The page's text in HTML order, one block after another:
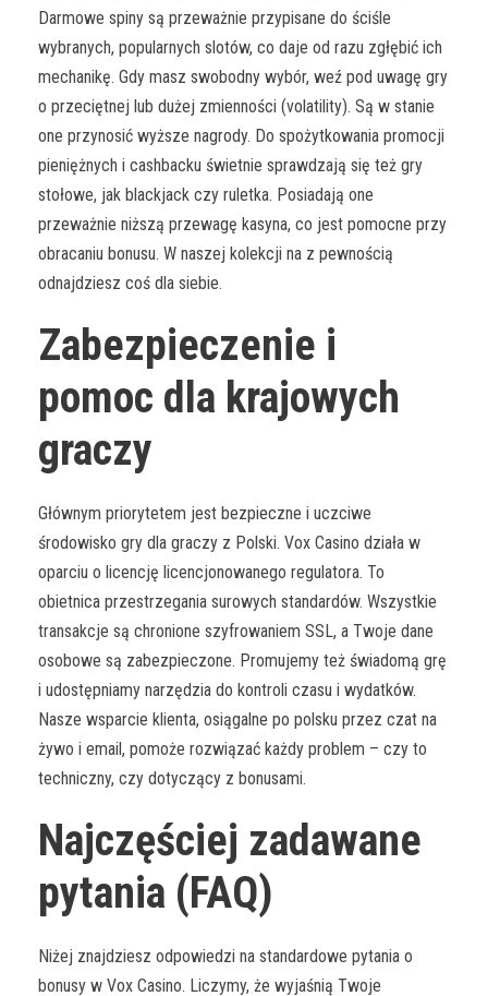
Darmowe spiny są przeważnie przypisane do ściśle
wybranych, popularnych slotów, co daje od razu zgłębić ich
mechanikę. Gdy masz swobodny wybór, weź pod uwagę gry
o przeciętnej lub dużej zmienności (volatility). Są w stanie
one przynosić wyższe nagrody. Do spożytkowania promocji
pieniężnych i cashbacku świetnie sprawdzają się też gry
stołowe, jak blackjack czy ruletka. Posiadają one
przeważnie niższą przewagę kasyna, co jest pomocne przy
obracaniu bonusu. W naszej kolekcji na z pewnością
odnajdziesz coś dla siebie.
Zabezpieczenie i
pomoc dla krajowych
graczy
Głównym priorytetem jest bezpieczne i uczciwe
środowisko gry dla graczy z Polski. Vox Casino działa w
oparciu o licencję licencjonowanego regulatora. To
obietnica przestrzegania surowych standardów. Wszystkie
transakcje są chronione szyfrowaniem SSL, a Twoje dane
osobowe są zabezpieczone. Promujemy też świadomą grę
i udostępniamy narzędzia do kontroli czasu i wydatków.
Nasze wsparcie klienta, osiągalne po polsku przez czat na
żywo i email, pomoże rozwiązać każdy problem – czy to
techniczny, czy dotyczący z bonusami.
Najczęściej zadawane
pytania (FAQ)
Niżej znajdziesz odpowiedzi na standardowe pytania o
bonusy w Vox Casino. Liczymy, że wyjaśnią Twoje